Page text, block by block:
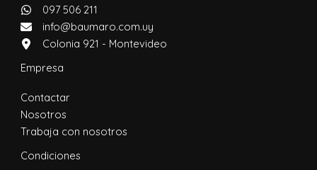
097 506 211
info@baumaro.com.uy
Colonia 921 - Montevideo
Empresa
Contactar
Nosotros
Trabaja con nosotros
Condiciones